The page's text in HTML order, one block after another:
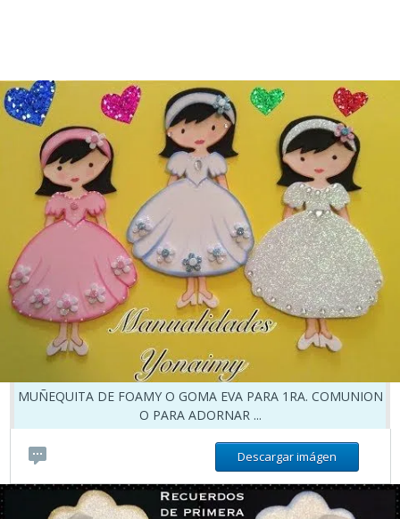
MUÑEQUITA DE FOAMY O GOMA EVA PARA 1RA. COMUNION
O PARA ADORNAR ...
Descargar imágen